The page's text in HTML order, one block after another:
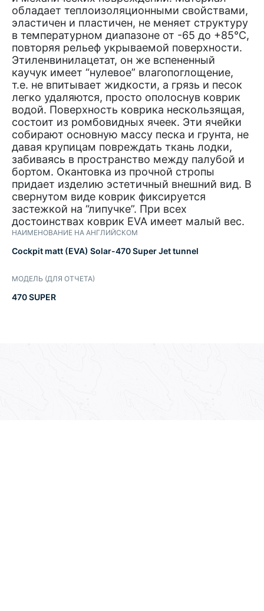
НАИМЕНОВАНИЕ НА АНГЛИЙСКОМ
Cockpit matt (EVA) Solar-470 Super Jet tunnel
МОДЕЛЬ (ДЛЯ ОТЧЕТА)
470 SUPER
обладает теплоизоляционными свойствами,
эластичен и пластичен, не меняет структуру
в температурном диапазоне от -65 до +85°С,
повторяя рельеф укрываемой поверхности.
Этиленвинилацетат, он же вспененный
каучук имеет “нулевое” влагопоглощение,
т.е. не впитывает жидкости, а грязь и песок
легко удаляются, просто ополоснув коврик
водой. Поверхность коврика нескользящая,
состоит из ромбовидных ячеек. Эти ячейки
собирают основную массу песка и грунта, не
давая крупицам повреждать ткань лодки,
забиваясь в пространство между палубой и
бортом. Окантовка из прочной стропы
придает изделию эстетичный внешний вид. В
свернутом виде коврик фиксируется
застежкой на “липучке”. При всех
достоинствах коврик EVA имеет малый вес.